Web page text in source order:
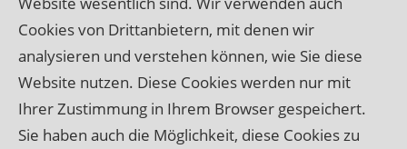
Cookies von Drittanbietern, mit denen wir
analysieren und verstehen können, wie Sie diese
Website nutzen. Diese Cookies werden nur mit
Ihrer Zustimmung in Ihrem Browser gespeichert.
Sie haben auch die Möglichkeit, diese Cookies zu